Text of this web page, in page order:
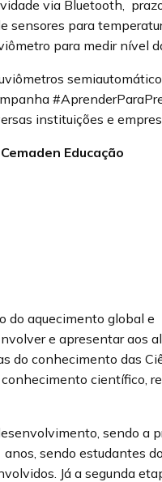
via Bluetooth,
sensores para
para medir nível
instituições e
Educação
do aquecimento global e
e apresentar aos
do conhecimento das
científico,
sendo a
sendo estudantes
Já a segunda